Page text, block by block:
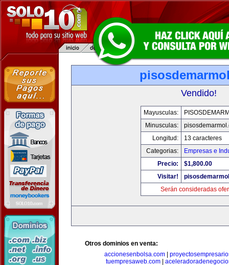
Vendido!
Mayusculas:
Minusculas:
Longitud:
13 caracteres
Categorias:
Empresas e
Precio:
$1,800.00
Visitar!
Serán consideradas
Otros dominios en venta:
accionesenbolsa.com
tuempresaweb.com